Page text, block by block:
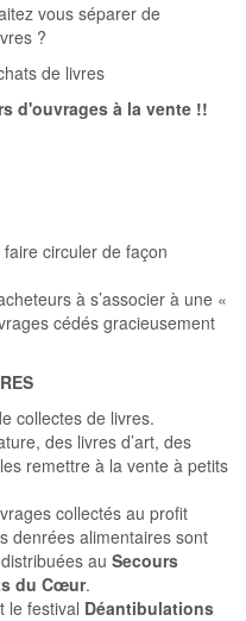
vous séparer de
?
de livres
d'ouvrages à la vente !!
faire circuler de façon
à s’associer à une «
cédés gracieusement
collectes de livres.
des livres d’art, des
remettre à la vente à petits
collectés au profit
denrées alimentaires sont
au Secours
du Cœur.
le festival Déantibulations